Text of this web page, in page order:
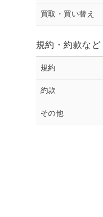
買取・買い替え
規約・約款など
規約
約款
その他